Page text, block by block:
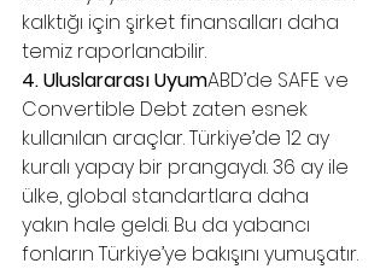
kalktığı için şirket finansalları daha
temiz raporlanabilir.
4. Uluslararası UyumABD’de SAFE ve
Convertible Debt zaten esnek
kullanılan araçlar. Türkiye’de 12 ay
kuralı yapay bir prangaydı. 36 ay ile
ülke, global standartlara daha
yakın hale geldi. Bu da yabancı
fonların Türkiye’ye bakışını yumuşatır.